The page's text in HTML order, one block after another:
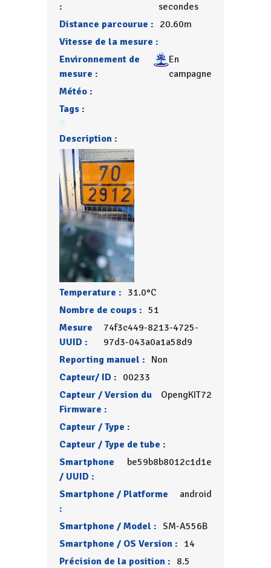
:
secondes
Distance parcourue : 20.60m
Vitesse de la mesure :
Environnement de
mesure :
En
campagne
Météo :
Tags :
Description :
Temperature : 31.0°C
Nombre de coups : 51
Mesure
UUID :
74f3c449-8213-4725-
97d3-043a0a1a58d9
Reporting manuel : Non
Capteur/ ID : 00233
Capteur / Version du
Firmware :
OpengKIT72
Capteur / Type :
Capteur / Type de tube :
Smartphone
/ UUID :
be59b8b8012c1d1e
Smartphone / Platforme
:
android
Smartphone / Model : SM-A556B
Smartphone / OS Version : 14
Précision de la position : 8.5